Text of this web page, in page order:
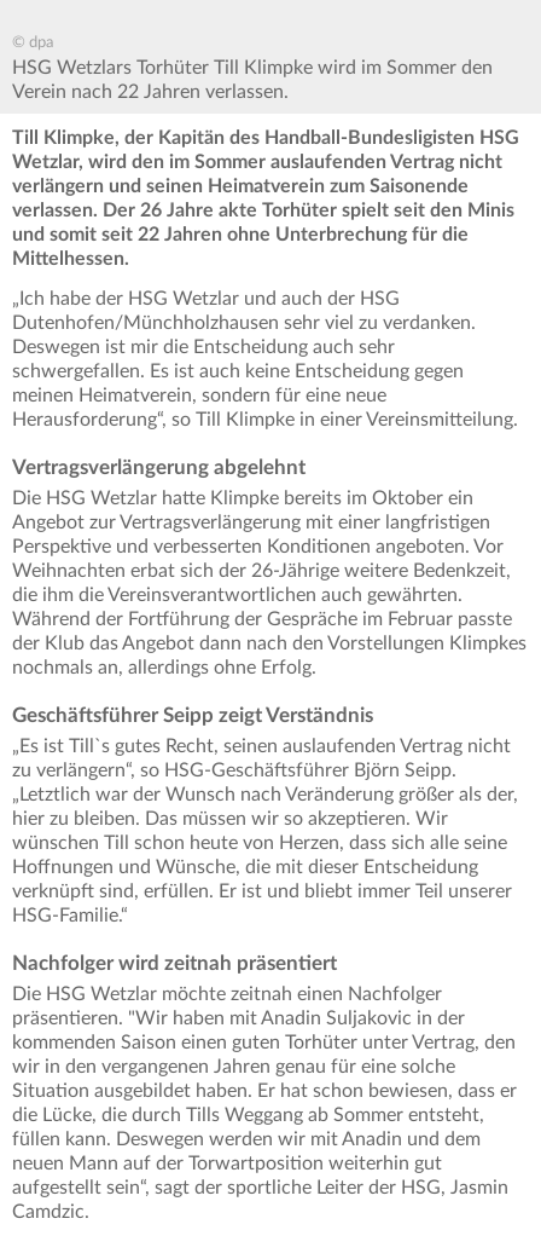
© dpa
HSG Wetzlars Torhüter Till Klimpke wird im Sommer den
Verein nach 22 Jahren verlassen.
Till Klimpke, der Kapitän des Handball-Bundesligisten HSG
Wetzlar, wird den im Sommer auslaufenden Vertrag nicht
verlängern und seinen Heimatverein zum Saisonende
verlassen. Der 26 Jahre akte Torhüter spielt seit den Minis
und somit seit 22 Jahren ohne Unterbrechung für die
Mittelhessen.
„Ich habe der HSG Wetzlar und auch der HSG
Dutenhofen/Münchholzhausen sehr viel zu verdanken.
Deswegen ist mir die Entscheidung auch sehr
schwergefallen. Es ist auch keine Entscheidung gegen
meinen Heimatverein, sondern für eine neue
Herausforderung“, so Till Klimpke in einer Vereinsmitteilung.
Vertragsverlängerung abgelehnt
Die HSG Wetzlar hatte Klimpke bereits im Oktober ein
Angebot zur Vertragsverlängerung mit einer langfristigen
Perspektive und verbesserten Konditionen angeboten. Vor
Weihnachten erbat sich der 26-Jährige weitere Bedenkzeit,
die ihm die Vereinsverantwortlichen auch gewährten.
Während der Fortführung der Gespräche im Februar passte
der Klub das Angebot dann nach den Vorstellungen Klimpkes
nochmals an, allerdings ohne Erfolg.
Geschäftsführer Seipp zeigt Verständnis
„Es ist Till`s gutes Recht, seinen auslaufenden Vertrag nicht
zu verlängern“, so HSG-Geschäftsführer Björn Seipp.
„Letztlich war der Wunsch nach Veränderung größer als der,
hier zu bleiben. Das müssen wir so akzeptieren. Wir
wünschen Till schon heute von Herzen, dass sich alle seine
Hoffnungen und Wünsche, die mit dieser Entscheidung
verknüpft sind, erfüllen. Er ist und bliebt immer Teil unserer
HSG-Familie.“
Nachfolger wird zeitnah präsentiert
Die HSG Wetzlar möchte zeitnah einen Nachfolger
präsentieren. "Wir haben mit Anadin Suljakovic in der
kommenden Saison einen guten Torhüter unter Vertrag, den
wir in den vergangenen Jahren genau für eine solche
Situation ausgebildet haben. Er hat schon bewiesen, dass er
die Lücke, die durch Tills Weggang ab Sommer entsteht,
füllen kann. Deswegen werden wir mit Anadin und dem
neuen Mann auf der Torwartposition weiterhin gut
aufgestellt sein“, sagt der sportliche Leiter der HSG, Jasmin
Camdzic.